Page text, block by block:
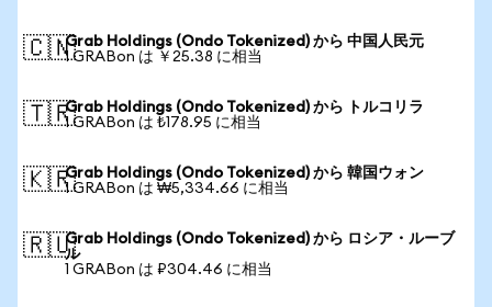
🇨🇳Grab Holdings (Ondo Tokenized) から 中国人民元
1 GRABon は ￥25.38 に相当
🇹🇷Grab Holdings (Ondo Tokenized) から トルコリラ
1 GRABon は ₺178.95 に相当
🇰🇷Grab Holdings (Ondo Tokenized) から 韓国ウォン
1 GRABon は ₩5,334.66 に相当
🇷🇺Grab Holdings (Ondo Tokenized) から ロシア・ルーブ
ル
1 GRABon は ₽304.46 に相当